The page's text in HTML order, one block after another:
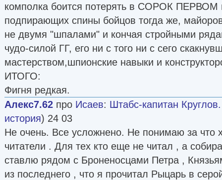
комполка боится потерять в СОРОК ПЕРВОМ
подпирающих спины бойцов тогда же,
не двумя "шпалами" и кончая стройными
чудо-силой ГГ, его ни с того ни с сего
мастерством,шпионские навыки и
ИТОГО:
Фигня редкая.
Алекс7.62 про Исаев: Штабс-капитан
история) 24 03
Не очень. Все усложнено. Не понимаю за что
читатели . Для тех кто еще не читал , а
ставлю рядом с Броненосцами Петра ,
из последнего , что я прочитал Рыцарь в